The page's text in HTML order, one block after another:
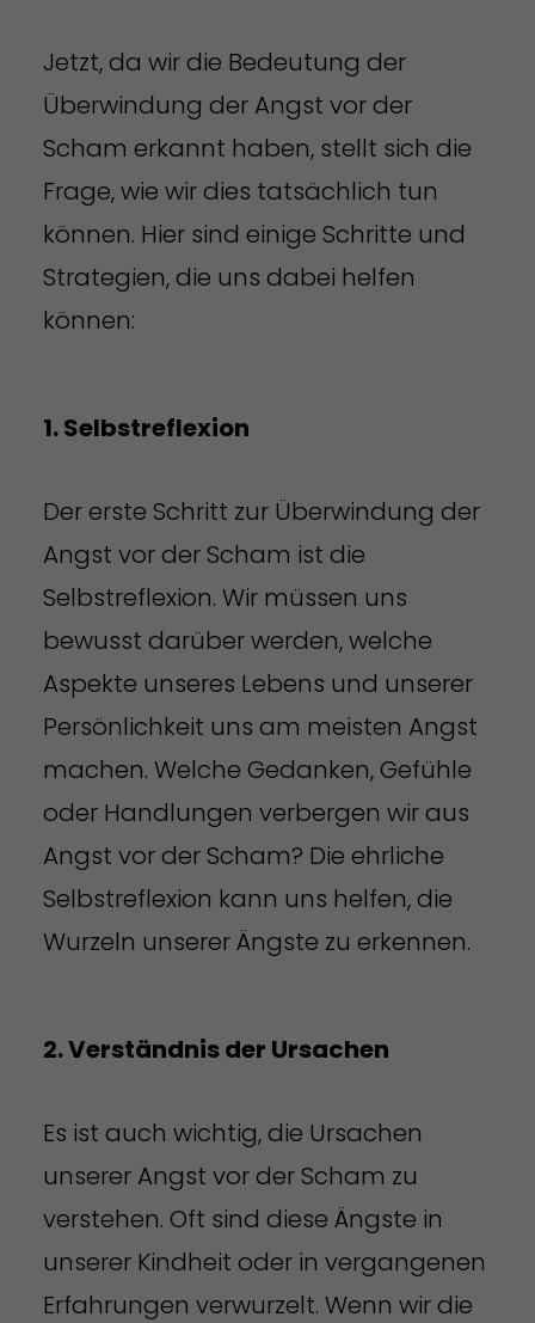
Jetzt, da wir die Bedeutung der
Überwindung der Angst vor der
Scham erkannt haben, stellt sich die
Frage, wie wir dies tatsächlich tun
können. Hier sind einige Schritte und
Strategien, die uns dabei helfen
können:
1. Selbstreflexion
Der erste Schritt zur Überwindung der
Angst vor der Scham ist die
Selbstreflexion. Wir müssen uns
bewusst darüber werden, welche
Aspekte unseres Lebens und unserer
Persönlichkeit uns am meisten Angst
machen. Welche Gedanken, Gefühle
oder Handlungen verbergen wir aus
Angst vor der Scham? Die ehrliche
Selbstreflexion kann uns helfen, die
Wurzeln unserer Ängste zu erkennen.
2. Verständnis der Ursachen
Es ist auch wichtig, die Ursachen
unserer Angst vor der Scham zu
verstehen. Oft sind diese Ängste in
unserer Kindheit oder in vergangenen
Erfahrungen verwurzelt. Wenn wir die